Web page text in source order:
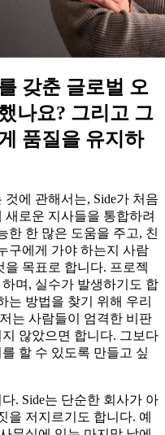
갖춘 글로벌 오
나요? 그리고 그
품질을 유지하
에 관해서는, Side가 처음
로운 지사들을 통합하려
한 한 많은 도움을 주고, 친
구에게 가야 하는지 사람
목표로 합니다. 프로젝
며, 실수가 발생하기도 합
는 방법을 찾기 위해 우리
는 사람들이 엄격한 비판
않았으면 합니다. 그보다
할 수 있도록 만들고 싶
. Side는 단순한 회사가 아
을 저지르기도 합니다. 예